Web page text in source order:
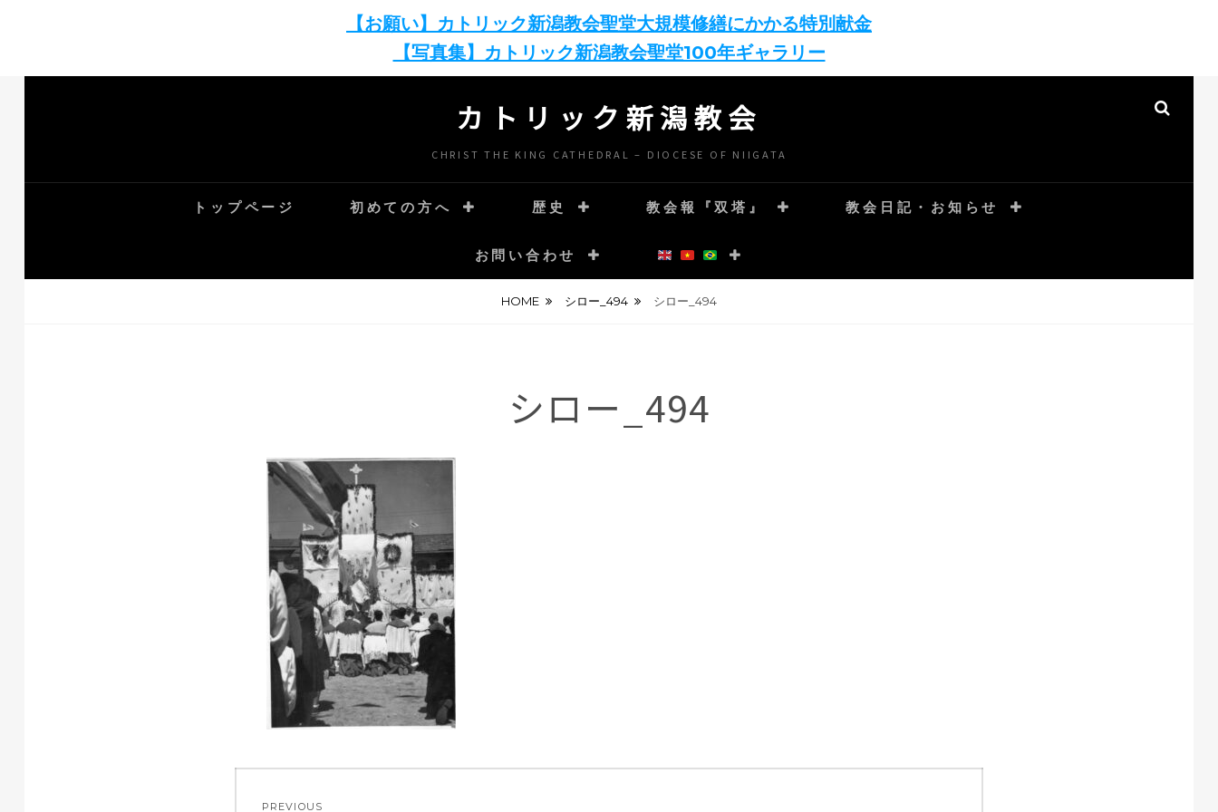
【お願い】カトリック新潟教会聖堂大規模修繕にかかる特別献金
【写真集】カトリック新潟教会聖堂100年ギャラリー
カトリック新潟教会
CHRIST THE KING CATHEDRAL – DIOCESE OF NIIGATA
トップページ 初めての方へ 歴史 教会報『双塔』 教会日記・お知らせ
お問い合わせ
HOME シロー_494 シロー_494
シロー_494
PREVIOUS